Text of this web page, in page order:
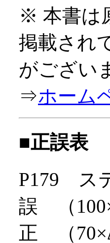
※ 本書は
掲載され
がござい
⇒ホーム
■正誤表
P179 ス
誤 （
正 （